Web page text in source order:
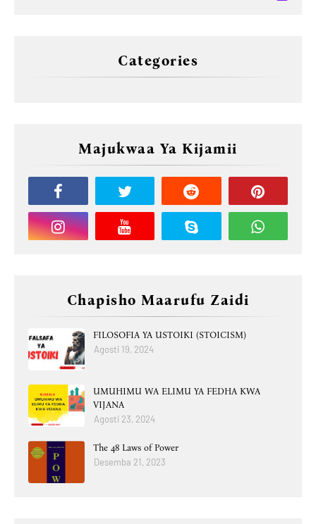
Categories
Majukwaa Ya Kijamii
Chapisho Maarufu Zaidi
FILOSOFIA YA USTOIKI (STOICISM)
Agosti 19, 2024
UMUHIMU WA ELIMU YA FEDHA KWA
VIJANA
Agosti 23, 2024
The 48 Laws of Power
Desemba 21, 2023